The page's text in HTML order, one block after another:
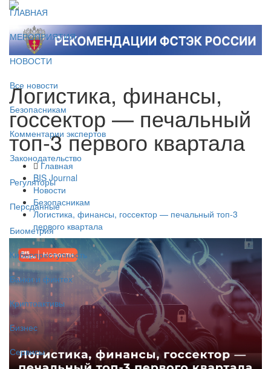
ГЛАВНАЯ
МЕРОПРИЯТИЯ
НОВОСТИ
Все новости
Безопасникам
Комментарии экспертов
Законодательство
Регуляторы
Персданные
Биометрия
Киберпреступность
Банки и финтех
Криптоактивы
Бизнес
Сервисы
Логистика, финансы,
госсектор — печальный
топ-3 первого квартала
Главная
BIS Journal
Новости
Безопасникам
Логистика, финансы, госсектор — печальный топ-3
первого квартала